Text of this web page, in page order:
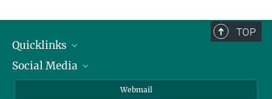
TOP
Quicklinks
IMPRS Graduiertenschule
Social Media
Webmail